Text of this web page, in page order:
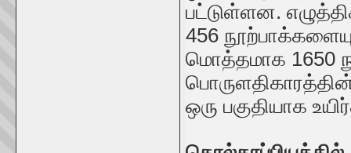
பட்டுள்ளன.
456
மொத்தமாக 1650
ஒரு பகுதியாக